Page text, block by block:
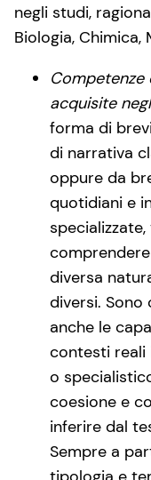
negli studi,
Biologia, Chimica,
acquisite
forma di
di narrativa
oppure da
quotidiani e
diversa
diversi.
anche le
contesti reali
o
coesione e
inferire dal
Sempre a